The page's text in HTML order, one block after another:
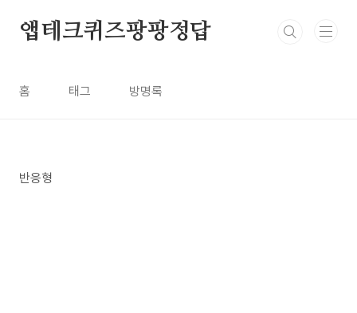
앱테크퀴즈팡팡정답
홈 태그 방명록
반응형